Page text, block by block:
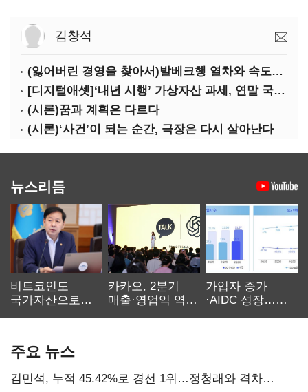
김창석
(잃어버린 경영을 찾아서)발베크행 열차와 속도의 환상: 디지털 전환과 물류 혁신의 포용적 노동 전략
[디지털애셋]‘내년 시행’ 가상자산 과세, 연말 국회 문턱 넘을까
(시론)꿈과 계획은 다르다
(시론)‘사건’이 되는 순간, 극장은 다시 살아난다
뉴스리듬
비트코인도
국가자산으로…'
카카오, 2분기
매출·영업익 역대
가입자 증가
·AIDC 성장…
주요 뉴스
김민석, 누적 45.42%로 경선 1위…정청래와 격차